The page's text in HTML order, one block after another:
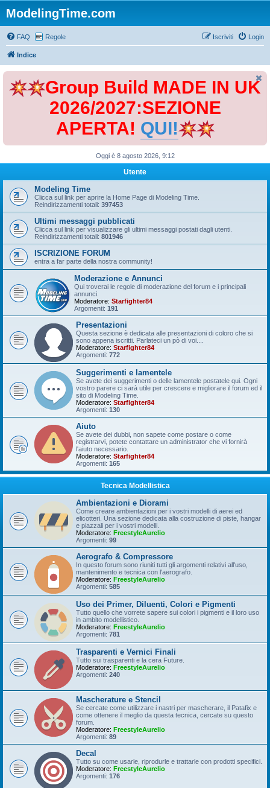
ModelingTime.com
FAQ Regole Login
Iscriviti
Indice
Group Build MADE IN UK
2026/2027:SEZIONE
APERTA! QUI!
Oggi è 8 agosto 2026, 9:12
Utente
Modeling Time
Clicca sul link per aprire la Home Page di Modeling Time.
Reindirizzamenti totali: 397453
Ultimi messaggi pubblicati
Clicca sul link per visualizzare gli ultimi messaggi postati dagli utenti.
Reindirizzamenti totali: 801946
ISCRIZIONE FORUM
entra a far parte della nostra community!
Moderazione e Annunci
Qui troverai le regole di moderazione del forum e i principali
annunci.
Moderatore: Starfighter84
Argomenti: 191
Presentazioni
Questa sezione è dedicata alle presentazioni di coloro che si
sono appena iscritti. Parlateci un pò di voi....
Moderatore: Starfighter84
Argomenti: 772
Suggerimenti e lamentele
Se avete dei suggerimenti o delle lamentele postatele qui. Ogni
vostro parere ci sarà utile per crescere e migliorare il forum ed il
sito di Modeling Time.
Moderatore: Starfighter84
Argomenti: 130
Aiuto
Se avete dei dubbi, non sapete come postare o come
registrarvi, potete contattare un administrator che vi fornirà
l'aiuto necessario.
Moderatore: Starfighter84
Argomenti: 165
Tecnica Modellistica
Ambientazioni e Diorami
Come creare ambientazioni per i vostri modelli di aerei ed
elicotteri. Una sezione dedicata alla costruzione di piste, hangar
e piazzali per i vostri modelli.
Moderatore: FreestyleAurelio
Argomenti: 99
Aerografo & Compressore
In questo forum sono riuniti tutti gli argomenti relativi all'uso,
mantenimento e tecnica con l'aerografo.
Moderatore: FreestyleAurelio
Argomenti: 585
Uso dei Primer, Diluenti, Colori e Pigmenti
Tutto quello che vorrete sapere sui colori i pigmenti e il loro uso
in ambito modellistico.
Moderatore: FreestyleAurelio
Argomenti: 781
Trasparenti e Vernici Finali
Tutto sui trasparenti e la cera Future.
Moderatore: FreestyleAurelio
Argomenti: 240
Mascherature e Stencil
Se cercate come utilizzare i nastri per mascherare, il Patafix e
come ottenere il meglio da questa tecnica, cercate su questo
forum.
Moderatore: FreestyleAurelio
Argomenti: 89
Decal
Tutto su come usarle, riprodurle e trattarle con prodotti specifici.
Moderatore: FreestyleAurelio
Argomenti: 176